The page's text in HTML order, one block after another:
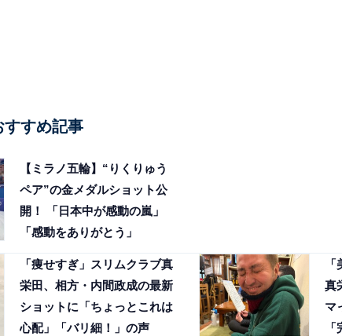
すめ記事
【ミラノ五輪】“りくりゅう
ペア”の金メダルショット公
開！ 「日本中が感動の嵐」
「感動をありがとう」
「痩せすぎ」スリムクラブ真
栄田、相方・内間政成の最新
ショットに「ちょっとこれは
心配」「バリ細！」の声
真
マ